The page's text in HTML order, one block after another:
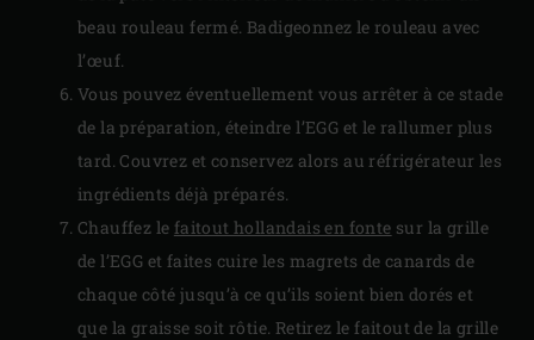
beau rouleau fermé. Badigeonnez le rouleau avec
l’œuf.
Vous pouvez éventuellement vous arrêter à ce stade
de la préparation, éteindre l’EGG et le rallumer plus
tard. Couvrez et conservez alors au réfrigérateur les
ingrédients déjà préparés.
Chauffez le faitout hollandais en fonte sur la grille
de l’EGG et faites cuire les magrets de canards de
chaque côté jusqu’à ce qu’ils soient bien dorés et
que la graisse soit rôtie. Retirez le faitout de la grille